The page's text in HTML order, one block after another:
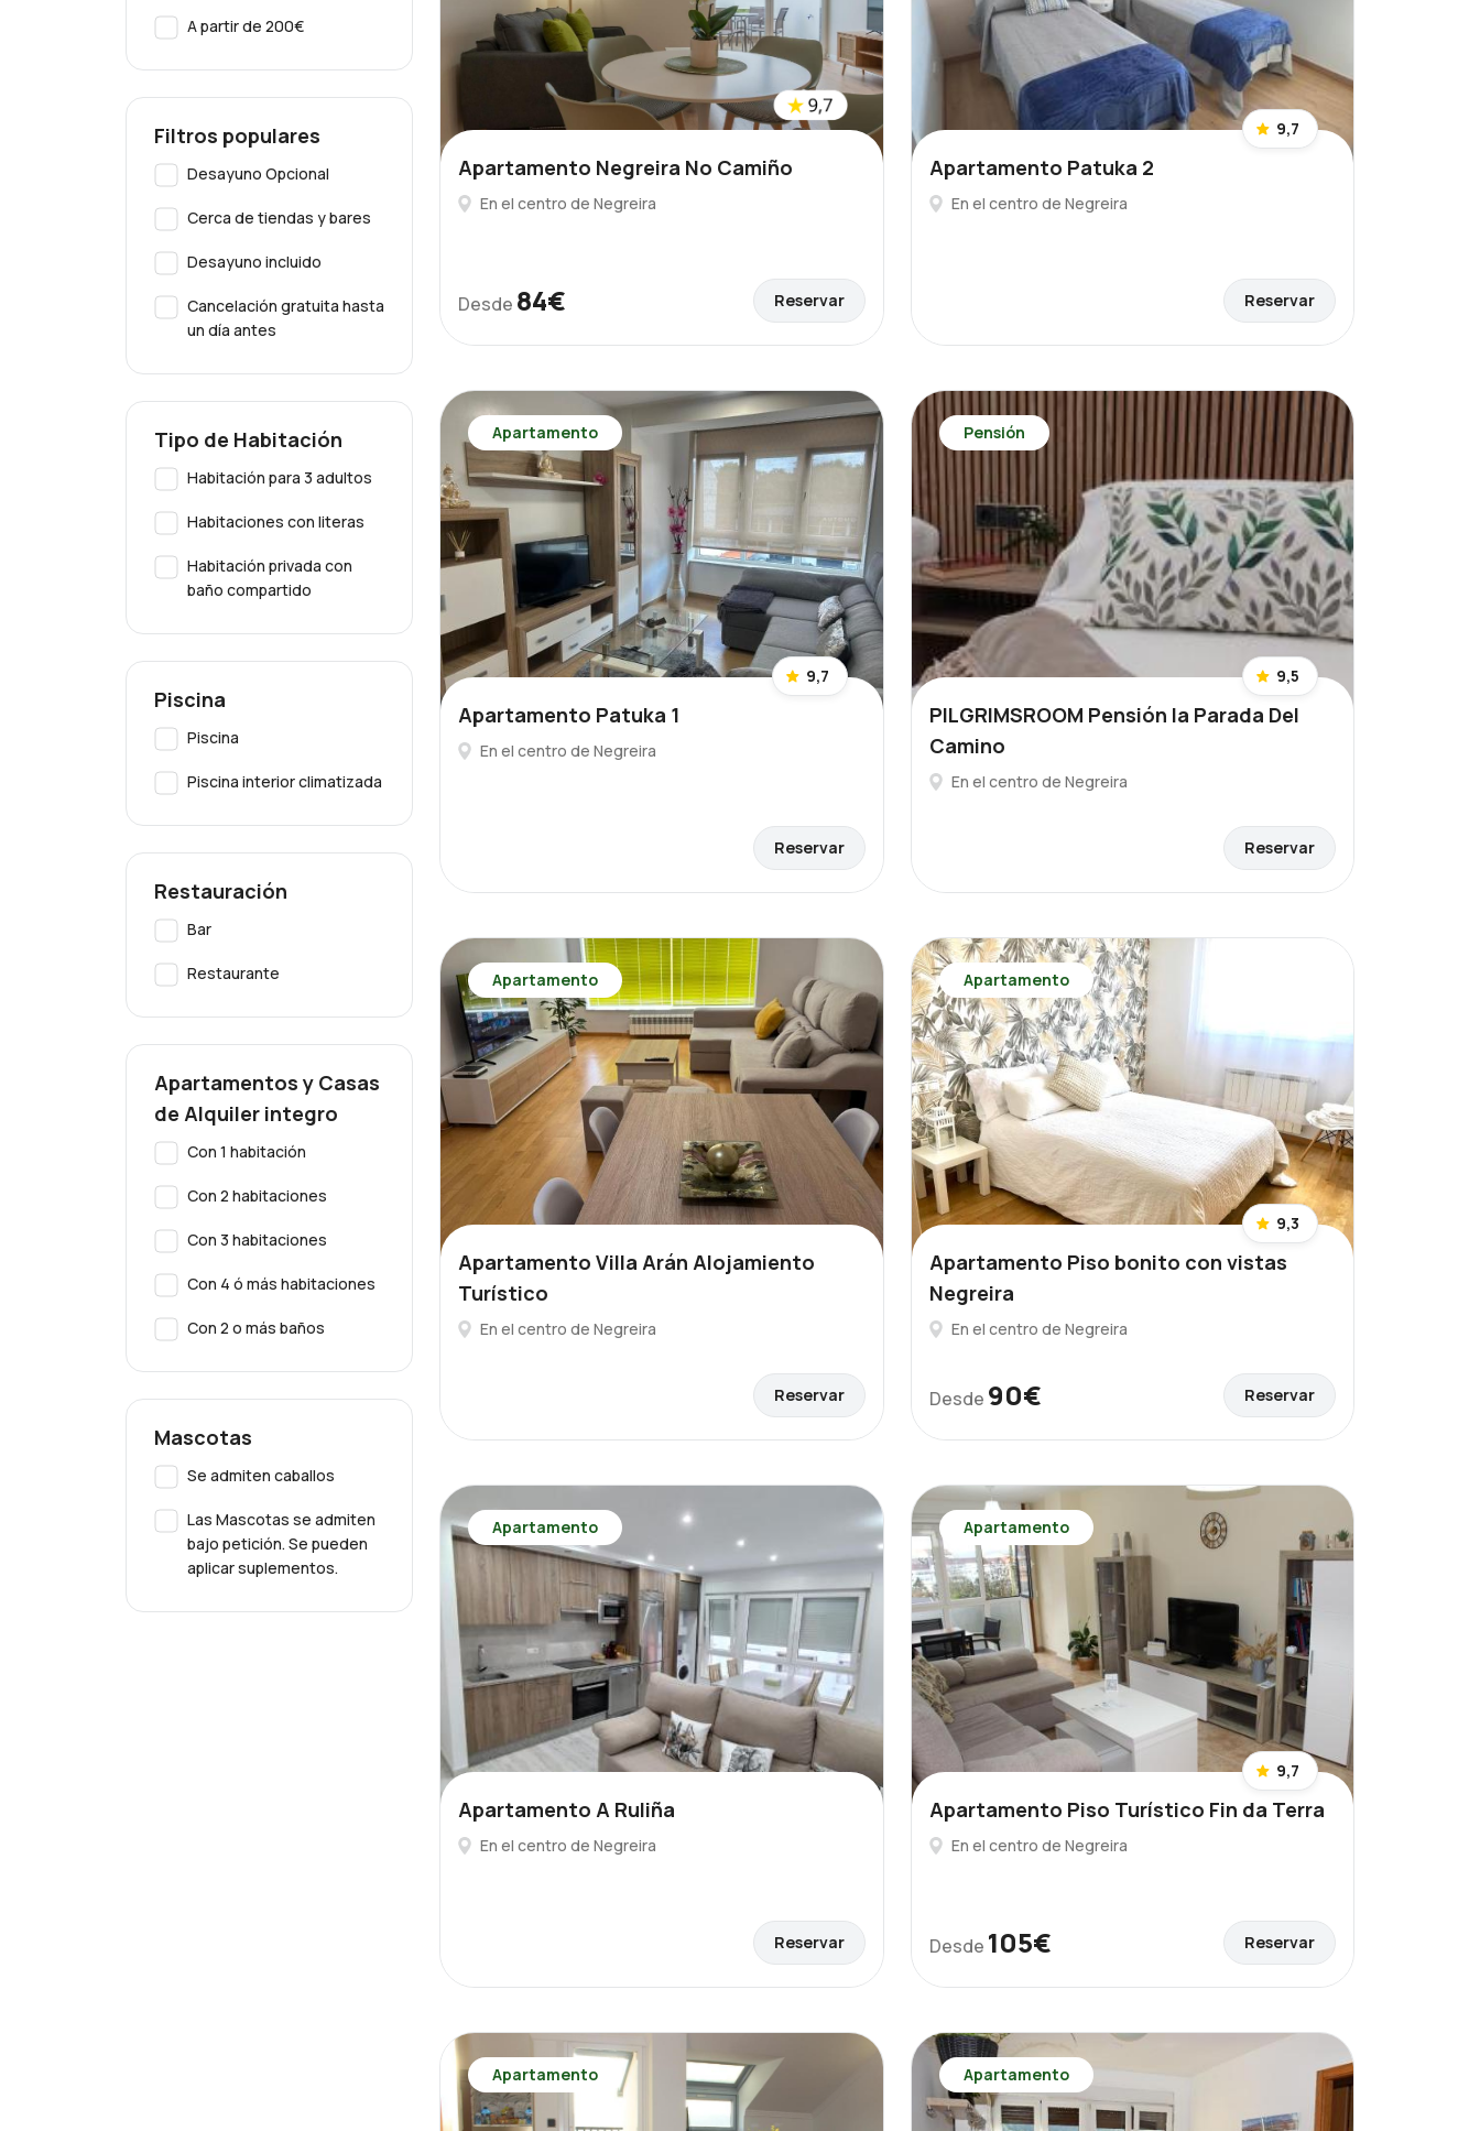
A partir de 200€
Filtros populares
Desayuno Opcional
Cerca de tiendas y bares
Desayuno incluido
Cancelación gratuita hasta
un día antes
Tipo de Habitación
Habitación para 3 adultos
Habitaciones con literas
Habitación privada con
baño compartido
Piscina
Piscina
Piscina interior climatizada
Restauración
Bar
Restaurante
Apartamentos y Casas
de Alquiler integro
Con 1 habitación
Con 2 habitaciones
Con 3 habitaciones
Con 4 ó más habitaciones
Con 2 o más baños
Mascotas
Se admiten caballos
Las Mascotas se admiten
bajo petición. Se pueden
aplicar suplementos.
Apartamento Negreira No Camiño
En el centro de Negreira
Desde 84€ Reservar
9,7
Apartamento Patuka 2
En el centro de Negreira
Reservar
Apartamento
9,7
Apartamento Patuka 1
En el centro de Negreira
Reservar
Pensión
9,5
PILGRIMSROOM Pensión la Parada Del
Camino
En el centro de Negreira
Reservar
Apartamento
Apartamento Villa Arán Alojamiento
Turístico
En el centro de Negreira
Reservar
Apartamento
9,3
Apartamento Piso bonito con vistas
Negreira
En el centro de Negreira
Desde 90€ Reservar
Apartamento
Apartamento A Ruliña
En el centro de Negreira
Reservar
Apartamento
9,7
Apartamento Piso Turístico Fin da Terra
En el centro de Negreira
Desde 105€ Reservar
Apartamento Apartamento